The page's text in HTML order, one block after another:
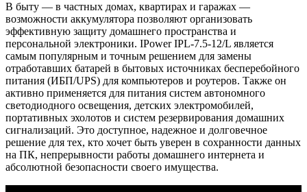
В быту — в частных домах, квартирах и гаражах —
возможности аккумулятора позволяют организовать
эффективную защиту домашнего пространства и
персональной электроники. IPower IPL-7.5-12/L является
самым популярным и точным решением для замены
отработавших батарей в бытовых источниках бесперебойного
питания (ИБП/UPS) для компьютеров и роутеров. Также он
активно применяется для питания систем автономного
светодиодного освещения, детских электромобилей,
портативных эхолотов и систем резервирования домашних
сигнализаций. Это доступное, надежное и долговечное
решение для тех, кто хочет быть уверен в сохранности данных
на ПК, непрерывности работы домашнего интернета и
абсолютной безопасности своего имущества.